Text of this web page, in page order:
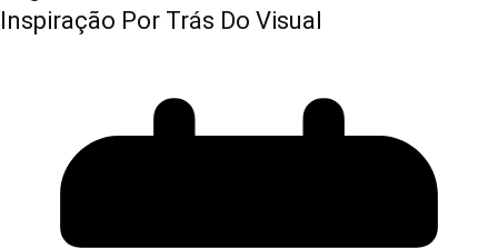
Inspiração Por Trás Do Visual